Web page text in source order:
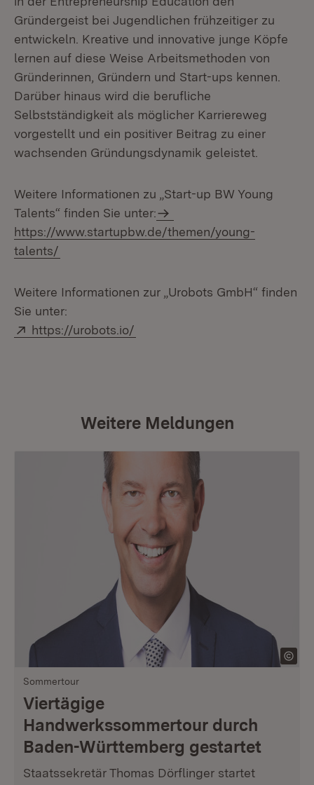
Gründergeist bei Jugendlichen frühzeitiger zu
entwickeln. Kreative und innovative junge Köpfe
lernen auf diese Weise Arbeitsmethoden von
Gründerinnen, Gründern und Start-ups kennen.
Darüber hinaus wird die berufliche
Selbstständigkeit als möglicher Karriereweg
vorgestellt und ein positiver Beitrag zu einer
wachsenden Gründungsdynamik geleistet.
Weitere Informationen zu „Start-up BW Young
Talents“ finden Sie unter:
https://www.startupbw.de/themen/young-
talents/
Weitere Informationen zur „Urobots GmbH“ finden
Sie unter:
Extern:
https://urobots.io/
Weitere Meldungen
Sommertour
Viertägige
Handwerkssommertour durch
Baden-Württemberg gestartet
Staatssekretär Thomas Dörflinger startet